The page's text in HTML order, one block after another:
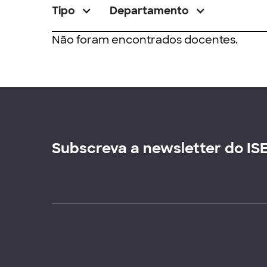
Tipo Departamento
Não foram encontrados docentes.
Subscreva a newsletter do